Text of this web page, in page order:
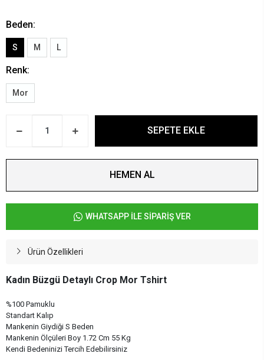
Beden:
S M L
Renk:
Mor
SEPETE EKLE
HEMEN AL
WHATSAPP İLE SİPARİŞ VER
Ürün Özellikleri
Kadın Büzgü Detaylı Crop Mor Tshirt
%100 Pamuklu
Standart Kalıp
Mankenin Giydiği S Beden
Mankenin Ölçüleri Boy 1.72 Cm 55 Kg
Kendi Bedeninizi Tercih Edebilirsiniz